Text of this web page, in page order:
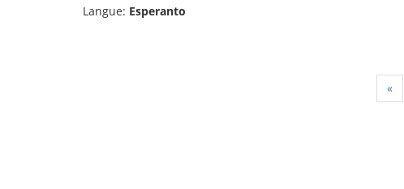
Langue: Esperanto
«